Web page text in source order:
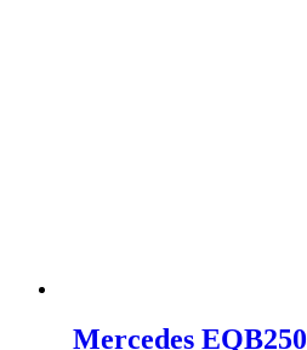
Mercedes EQB250